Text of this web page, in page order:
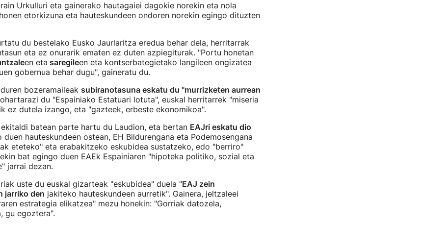
Urkulluri eta gainerako hautagaiei dagokie norekin eta nola
etorkizuna eta hauteskundeen ondoren norekin egingo dituzten
du bestelako Eusko Jaurlaritza eredua behar dela, herritarrak
eta ez onurarik ematen ez duten azpiegiturak. "Portu honetan
en eta saregileen eta kontserbategietako langileen ongizatea
gobernua behar dugu", gaineratu du.
bozeramaileak subiranotasuna eskatu du "murrizketen aurrean
du "Espainiako Estatuari lotuta", euskal herritarrek "miseria
ez dutela izango, eta "gazteek, erbeste ekonomikoa".
batean parte hartu du Laudion, eta bertan EAJri eskatu dio
duen hauteskundeen ostean, EH Bildurengana eta Podemosengana
eteteko" eta erabakitzeko eskubidea sustatzeko, edo "berriro"
bat egingo duen EAEk Espainiaren "hipoteka politiko, sozial eta
jarrai dezan.
uste du euskal gizarteak "eskubidea" duela "EAJ zein
jarriko den jakiteko hauteskundeen aurretik". Gainera, jeltzaleei
estrategia elikatzea" mezu honekin: "Gorriak datozela,
gu egoztera".